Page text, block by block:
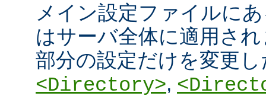
メイン設定ファイルに
はサーバ全体に適用さ
部分の設定だけを変更
<Directory>,